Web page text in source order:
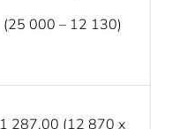
(25 000 – 12 130)
1 287,00 (12 870 х